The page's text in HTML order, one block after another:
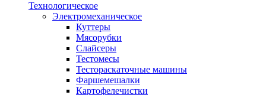
Технологическое
Электромеханическое
Куттеры
Мясорубки
Слайсеры
Тестомесы
Тестораскаточные машины
Фаршемешалки
Картофелечистки